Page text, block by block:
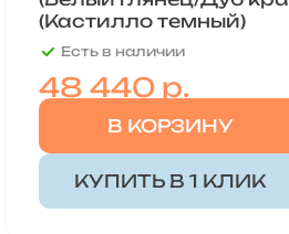
(Кастилло темный)
Есть в наличии
48 440р.
В КОРЗИНУ
КУПИТЬ В 1 КЛИК